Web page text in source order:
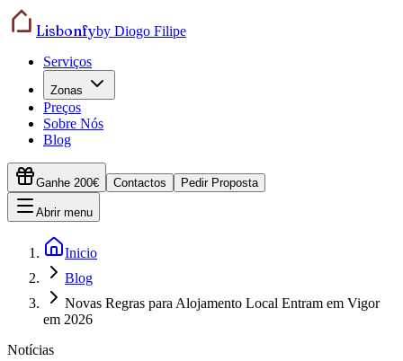
Lisbonfyby Diogo Filipe
Serviços
Zonas
Preços
Sobre Nós
Blog
Ganhe 200€ Contactos Pedir Proposta
Abrir menu
Inicio
Blog
Novas Regras para Alojamento Local Entram em Vigor
em 2026
Notícias